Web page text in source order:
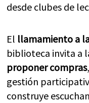
desde clubes de
El llamamiento a
biblioteca invita a
proponer compras
gestión
construye